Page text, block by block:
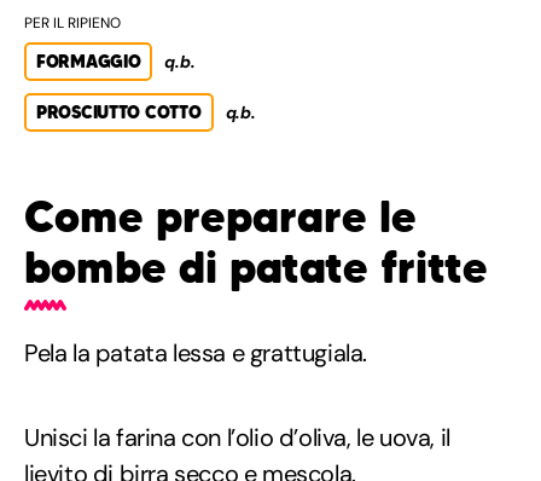
PER IL RIPIENO
FORMAGGIO q.b.
PROSCIUTTO COTTO q.b.
Come preparare le
bombe di patate fritte
Pela la patata lessa e grattugiala.
Unisci la farina con l’olio d’oliva, le uova, il
lievito di birra secco e mescola.